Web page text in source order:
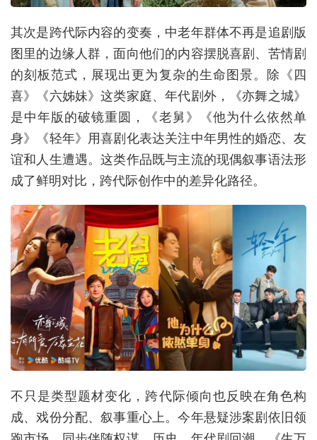
其次是跨代际内容的变奏，中老年群体不再是追剧版
图里的边缘人群，面向他们的内容摆脱喜剧、苦情剧
的刻板范式，展现出更为复杂的生命图景。除《四
喜》《六姊妹》这类家庭、年代剧外，《亦舞之城》
是中年版的破镜重圆，《老舅》《他为什么依然单
身》《轻年》用喜剧化表达关注中年男性的婚恋、友
谊和人生遭遇。这类作品既与主流的现偶叙事语法形
成了鲜明对比，跨代际创作中的差异化路径。
不只是类型题材变化，跨代际倾向也反映在角色构
成、戏份分配、叙事重心上。今年悬疑涉案剧依旧领